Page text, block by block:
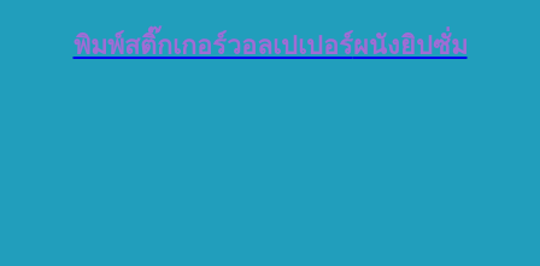
พิมพ์สติ๊กเกอร์วอลเปเปอร์ผนังยิปซั่ม